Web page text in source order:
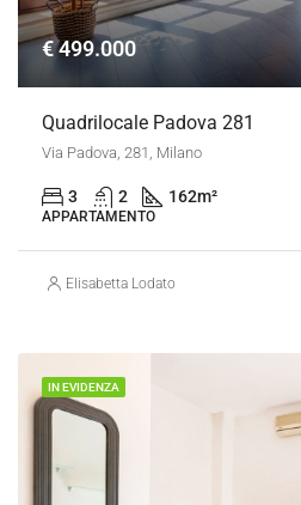
€ 499.000
Quadrilocale Padova 281
Via Padova, 281, Milano
3 2 162m²
APPARTAMENTO
Elisabetta Lodato
IN EVIDENZA